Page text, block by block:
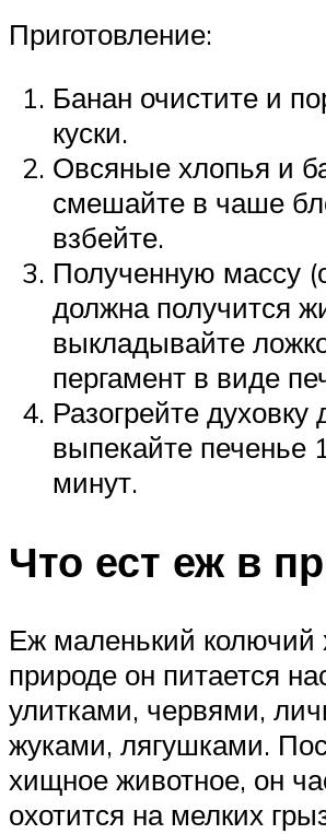
Приготовление:
Банан очистите и
куски.
Овсяные хлопья и
смешайте в чаше
взбейте.
Полученную массу
должна получится
выкладывайте
пергамент в виде
Разогрейте духовку
выпекайте печенье
минут.
Что ест еж в
Еж маленький колючий
природе он питается
улитками, червями,
жуками, лягушками.
хищное животное, он
охотится на мелких